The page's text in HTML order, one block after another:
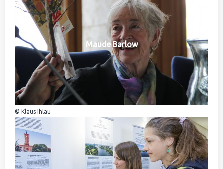
Maude Barlow
© Klaus Ihlau